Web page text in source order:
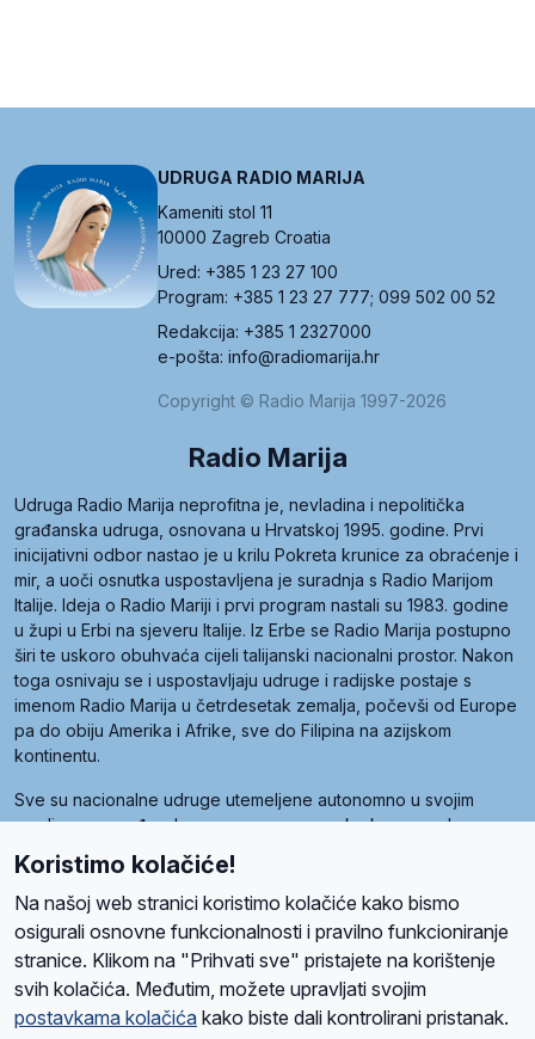
UDRUGA RADIO MARIJA
Kameniti stol 11
10000 Zagreb Croatia
Ured: +385 1 23 27 100
Program: +385 1 23 27 777; 099 502 00 52
Redakcija: +385 1 2327000
e-pošta: info@radiomarija.hr
Copyright © Radio Marija 1997-2026
Radio Marija
Udruga Radio Marija neprofitna je, nevladina i nepolitička
građanska udruga, osnovana u Hrvatskoj 1995. godine. Prvi
inicijativni odbor nastao je u krilu Pokreta krunice za obraćenje i
mir, a uoči osnutka uspostavljena je suradnja s Radio Marijom
Italije. Ideja o Radio Mariji i prvi program nastali su 1983. godine
u župi u Erbi na sjeveru Italije. Iz Erbe se Radio Marija postupno
širi te uskoro obuhvaća cijeli talijanski nacionalni prostor. Nakon
toga osnivaju se i uspostavljaju udruge i radijske postaje s
imenom Radio Marija u četrdesetak zemalja, počevši od Europe
pa do obiju Amerika i Afrike, sve do Filipina na azijskom
kontinentu.
Sve su nacionalne udruge utemeljene autonomno u svojim
zemljama, a međusobna su povezane preko krovne udruge
pod nazivom Svjetska obitelj Radio Marije (World Family of
Radio Maria). Svjetsku obitelj utemeljilo je sedam članica, među
kojima je i hrvatska Udruga Radio Marija.
O namaRadio ProgramVolonteriPrijateljiKontaktPravila privatnosti
Koristimo kolačiće!
Na našoj web stranici koristimo kolačiće kako bismo
osigurali osnovne funkcionalnosti i pravilno funkcioniranje
stranice. Klikom na "Prihvati sve" pristajete na korištenje
svih kolačića. Međutim, možete upravljati svojim
postavkama kolačića kako biste dali kontrolirani pristanak.